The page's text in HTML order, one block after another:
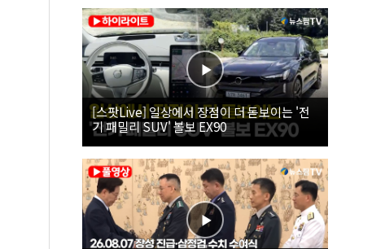
[스팟Live] 일상에서 장점이 더 돋보이는 '전
기 패밀리 SUV' 볼보 EX90